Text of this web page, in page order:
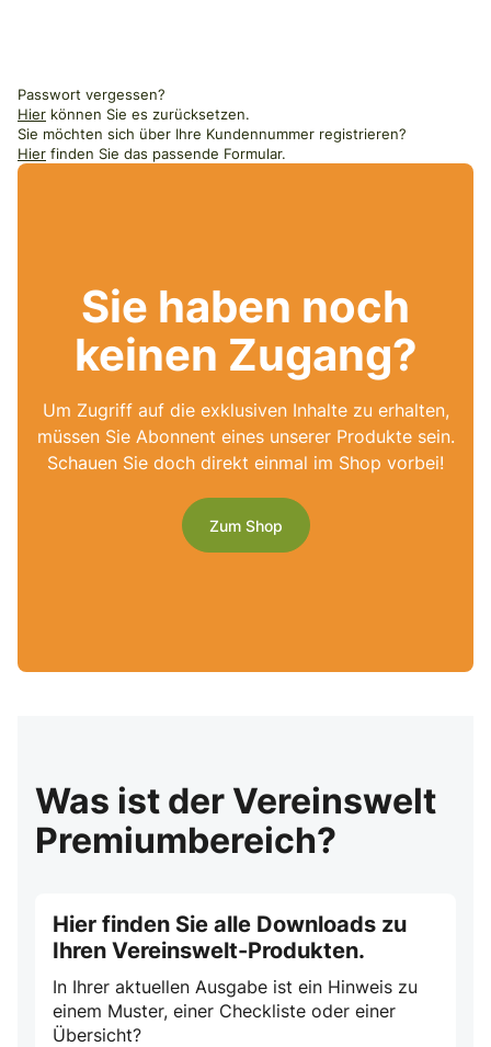
Passwort vergessen?
Hier können Sie es zurücksetzen.
Sie möchten sich über Ihre Kundennummer registrieren?
Hier finden Sie das passende Formular.
Sie haben noch
keinen Zugang?
Um Zugriff auf die exklusiven Inhalte zu erhalten,
müssen Sie Abonnent eines unserer Produkte sein.
Schauen Sie doch direkt einmal im Shop vorbei!
Zum Shop
Was ist der Vereinswelt
Premiumbereich?
Hier finden Sie alle Downloads zu
Ihren Vereinswelt-Produkten.
In Ihrer aktuellen Ausgabe ist ein Hinweis zu
einem Muster, einer Checkliste oder einer
Übersicht?